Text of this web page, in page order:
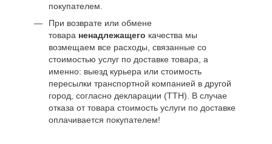
покупателем.
При возврате или обмене
товара ненадлежащего качества мы
возмещаем все расходы, связанные со
стоимостью услуг по доставке товара, а
именно: выезд курьера или стоимость
пересылки транспортной компанией в другой
город, согласно декларации (ТТН). В случае
отказа от товара стоимость услуги по доставке
оплачивается покупателем!